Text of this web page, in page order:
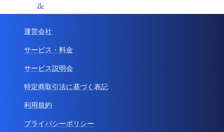
ル
運営会社
サービス・料金
サービス説明会
特定商取引法に基づく表記
利用規約
プライバシーポリシー